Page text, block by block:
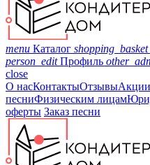
menu Каталог shopping_basket
person_edit Профиль
close
О насКонтактыОтзывыАкции
песниФизическим лицам
оферты Заказ песни